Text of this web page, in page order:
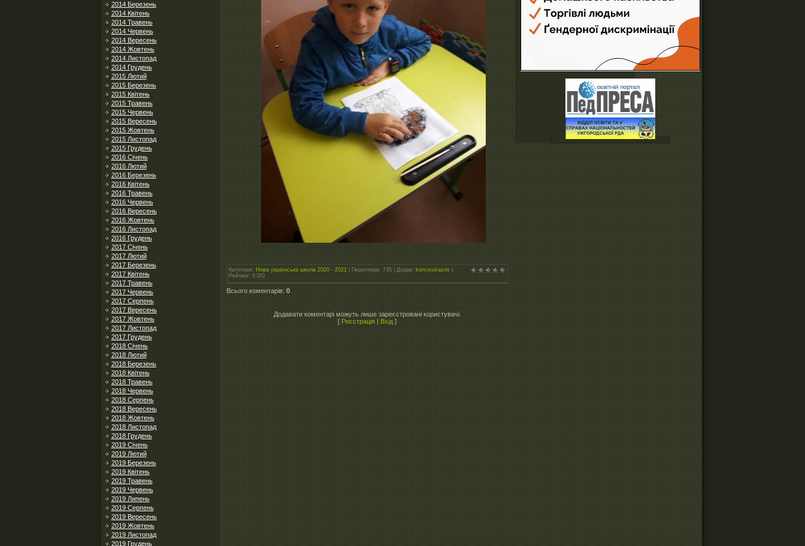
2014 Березень
2014 Квітень
2014 Травень
2014 Червень
2014 Вересень
2014 Жовтень
2014 Листопад
2014 Грудень
2015 Лютий
2015 Березень
2015 Квітень
2015 Травень
2015 Червень
2015 Вересень
2015 Жовтень
2015 Листопад
2015 Грудень
2016 Січень
2016 Лютий
2016 Березень
2016 Квітень
2016 Травень
2016 Червень
2016 Вересень
2016 Жовтень
2016 Листопад
2016 Грудень
2017 Січень
2017 Лютий
2017 Березень
2017 Квітень
2017 Травень
2017 Червень
2017 Серпень
2017 Вересень
2017 Жовтень
2017 Листопад
2017 Грудень
2018 Січень
2018 Лютий
2018 Березень
2018 Квітень
2018 Травень
2018 Червень
2018 Серпень
2018 Вересень
2018 Жовтень
2018 Листопад
2018 Грудень
2019 Січень
2019 Лютий
2019 Березень
2019 Квітень
2019 Травень
2019 Червень
2019 Липень
2019 Серпень
2019 Вересень
2019 Жовтень
2019 Листопад
2019 Грудень
Категорія : Нова українська школа 2020 - 2021 Переглядів: 735 | Додав: koncivskazos
Рейтинг: 0.0/0
Всього коментарів: 0
Додавати коментарі можуть лише зареєстровані користувачі.
[ Реєстрація | Вхід ]